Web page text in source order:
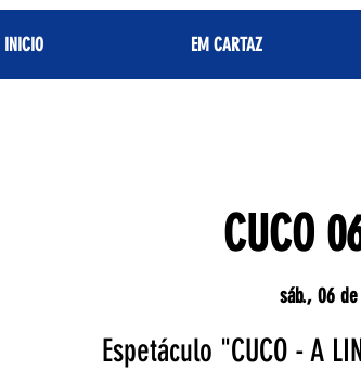
INICIO EM CARTAZ
CUCO
sáb., 06
Espetáculo "CUCO - A